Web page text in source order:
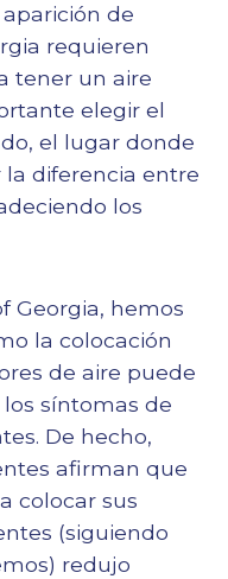
de
requieren
tener un aire
elegir el
el lugar donde
diferencia entre
los
Georgia, hemos
la colocación
de aire puede
síntomas de
De hecho,
afirman que
colocar sus
(siguiendo
redujo